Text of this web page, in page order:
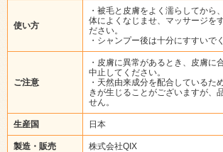
使い方
・被毛と皮膚をよく濡らしてから
体によくなじませ、マッサージを
ださい。
・シャンプー後は十分にすすいで
ご注意
・皮膚に異常があるとき、皮膚に
中止してください。
・天然由来成分を配合しているた
きが生じることがございますが、
せん。
生産国 日本
製造・販売 株式会社QIX